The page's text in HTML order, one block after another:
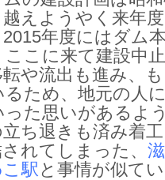
えようやく来年
年度にはダム
こに来て建設中
や流出も進み、
ため、地元の人
った思いがあるよ
ち退きも済み着
れてしまった、
駅と事情が似て